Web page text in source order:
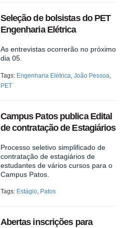
Seleção de bolsistas do PET
Engenharia Elétrica
As entrevistas ocorrerão no próximo
dia 05.
Tags: Engenharia Elétrica João Pessoa
PET
Campus Patos publica Edital
de contratação de Estagiários
Processo seletivo simplificado de
contratação de estagiários de
estudantes de vários cursos para o
Campus Patos.
Tags: Estágio, Patos
Abertas inscrições para